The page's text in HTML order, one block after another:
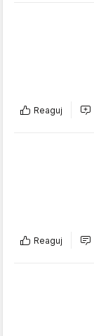
Reaguj
Reaguj